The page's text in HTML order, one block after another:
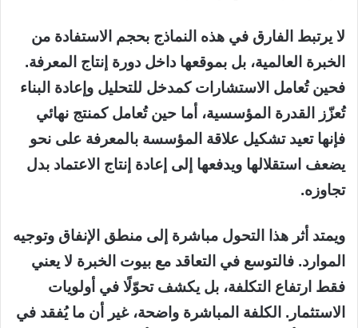
لا يرتبط الفارق في هذه النماذج بحجم الاستفادة من
الخبرة العالمية، بل بموقعها داخل دورة إنتاج المعرفة.
فحين تُعامل الاستشارات كمدخل للتحليل وإعادة البناء
تُعزّز القدرة المؤسسية، أما حين تُعامل كمنتج نهائي
فإنها تعيد تشكيل علاقة المؤسسة بالمعرفة على نحو
يضعف استقلالها ويدفعها إلى إعادة إنتاج الاعتماد بدل
تجاوزه.
ويمتد أثر هذا التحول مباشرة إلى منطق الإنفاق وتوجيه
الموارد. فالتوسع في التعاقد مع بيوت الخبرة لا يعني
فقط ارتفاع التكلفة، بل يكشف تحوّلًا في أولويات
الاستثمار. الكلفة المباشرة واضحة، غير أن ما يُفقد في